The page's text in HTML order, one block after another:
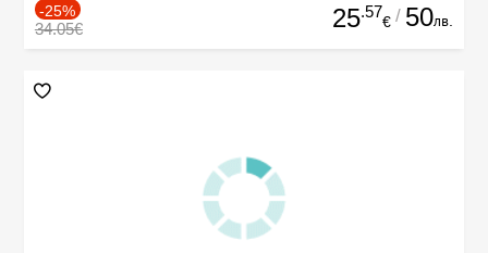
-25%
34.05€ 25.57
€ / 50лв.